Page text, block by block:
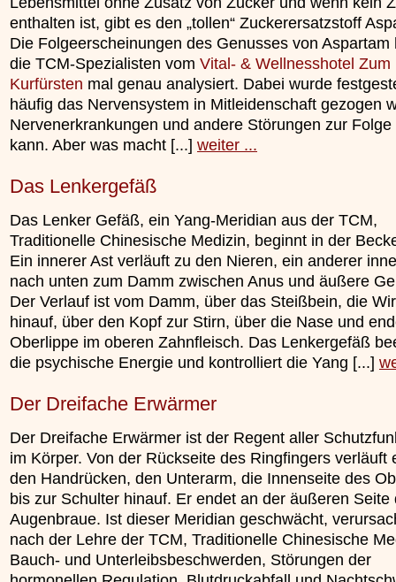
enthalten ist, gibt es den „tollen“ Zuckerersatzstoff
Die Folgeerscheinungen des Genusses von Aspartam
die TCM-Spezialisten vom Vital- & Wellnesshotel Zum
Kurfürsten mal genau analysiert. Dabei wurde
häufig das Nervensystem in Mitleidenschaft gezogen
Nervenerkrankungen und andere Störungen zur Folge
kann. Aber was macht [...] weiter ...
Das Lenkergefäß
Das Lenker Gefäß, ein Yang-Meridian aus der TCM,
Traditionelle Chinesische Medizin, beginnt in der
Ein innerer Ast verläuft zu den Nieren, ein anderer
nach unten zum Damm zwischen Anus und äußere
Der Verlauf ist vom Damm, über das Steißbein, die
hinauf, über den Kopf zur Stirn, über die Nase und
Oberlippe im oberen Zahnfleisch. Das Lenkergefäß
die psychische Energie und kontrolliert die Yang [...]
Der Dreifache Erwärmer
Der Dreifache Erwärmer ist der Regent aller
im Körper. Von der Rückseite des Ringfingers verläuft
den Handrücken, den Unterarm, die Innenseite des
bis zur Schulter hinauf. Er endet an der äußeren Seite
Augenbraue. Ist dieser Meridian geschwächt,
nach der Lehre der TCM, Traditionelle Chinesische
Bauch- und Unterleibsbeschwerden, Störungen der